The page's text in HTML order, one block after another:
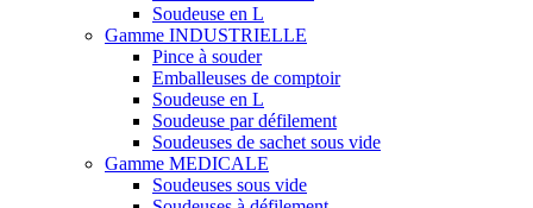
Soudeuse en L
Gamme INDUSTRIELLE
Pince à souder
Emballeuses de comptoir
Soudeuse en L
Soudeuse par défilement
Soudeuses de sachet sous vide
Gamme MEDICALE
Soudeuses sous vide